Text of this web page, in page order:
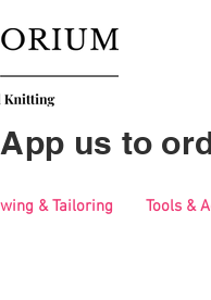
us to
& Tailoring Tools &